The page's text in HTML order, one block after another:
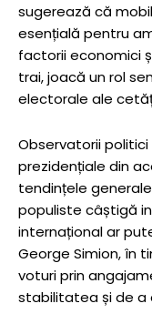
sugerează că
esențială pentru
factorii economici
trai, joacă un rol
electorale ale
Observatorii
prezidențiale din
tendințele
populiste câștigă
internațional ar
George Simion, în
voturi prin
stabilitatea și de a